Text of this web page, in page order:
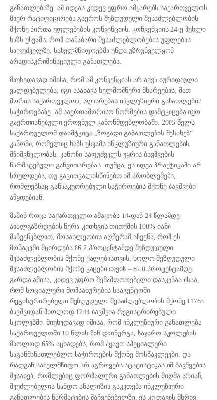
განათლებაზე. ამ იდეას კიდევ უფრო ამყარებს საქართველოს
მიერ რატიფიცირება გაეროს შეზღუდული შესაძლებლობის
მქონე პირთა უფლებების კონვენციის. კონვენციის 24-ე მუხლი
ხაზს უსვამს, რომ თანაბარი შესაძლებლობების უფლების
საფუძველზე, სახელმწიფოებმა უნდა უზრუნველყონ
არადისკრიმინაციული განათლება.
მიუხედავად იმისა, რომ ამ კონვენციას არ აქვს იურიდიული
ვალდებულება, იგი ასახავს ხელმომწერი მხარეების, მათ
შორის საქართველოს, აღიარებას ინკლუზიური განათლების
საჭიროებაზე. ამ საერთაშორისო ნორმების დამტკიცება იყო
გაერთიანებული ეროვნულ კანონმდებლობაში. 2005 წელს
საქართველომ დაამტკიცა „ზოგადი განათლების შესახებ“
კანონი, რომელიც ხაზს უსვამს ინკლუზიური განათლების
მნიშვნელობას. კანონი საფუძველს უყრის ბავშვების
წარმატებული განვითარებას. თუმცა, ეს იდეა პრაქტიკაში არ
სრულდება, თუ გავითვალისწინებთ იმ პრობლემებს,
რომლებსაც განსაკუთრებული საჭიროების მქონე ბავშვები
აწყდებიან.
მაშინ როცა საქართველო ამაყობს 14-დან 24 წლამდე
ახალგაზრდების წერა-კითხვის თითქმის 100%-იანი
მაჩვენებლით, მოსახლეობის აღწერამ აჩვენა, რომ ეს
მონაცემი მცირდება 86.2 პროცენტამდე შეზღუდული
შესაძლებლობის მქონე ქალებისთვის, ხოლო შეზღუდული
შესაძლებლობის მქონე კაცებისთვის – 87.0 პროცენტამდე.
გარდა ამისა, კიდევ უფრო შემაშფოთებელი დასკვნაა ისაა,
რომ სოციალური მომსახურების სააგენტოში
რეგისტრირებული შეზღუდული შესაძლებლობის მქონე 11765
ბავშვიდან მხოლოდ 1244 ბავშვია რეგისტრირებული
სკოლებში. მიუხედავად იმისა, რომ ინკლუზიური განათლება
საქართველოში 10 წლის წინ დაინერგა, საჯარო სკოლების
მხოლოდ 65% აცხადებს, რომ ჰყავთ სპეციალური
საგანმანათლებლო საჭიროების მქონე მოსწავლეები. და
რადგან სახელმწიფო არ აგროვებს სტატისტიკას იმ ბავშვების
შესახებ, რომლებიც ფორმალური განათლების მიღმა არიან,
შეუძლებელია სანდო ანალიზის გაკეთება ინკლუზიური
განათლების წარმატების მაჩვენებელზე. ეს კი თავის მხრივ